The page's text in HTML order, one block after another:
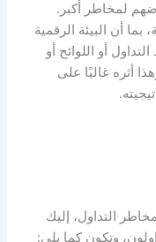
لمخاطر أكبر.
بما أن البيئة الرقمية
أو اللوائح أو
أثره غالبًا على
مخاطر التداول ، إليك
وتكون كما يلي: